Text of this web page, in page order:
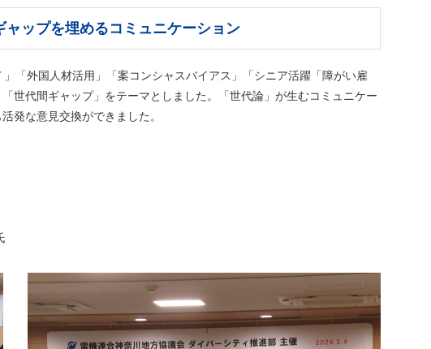
ップを埋めるコミュニケーション
「外国人材活用」「案コンシャスバイアス」「シニア活躍「障がい雇
世代間ギャップ」をテーマとしました。「世代論」が生むコミュニケー
発な意見交換ができました。